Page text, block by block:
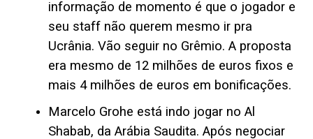
informação de momento é que o jogador e
seu staff não querem mesmo ir pra
Ucrânia. Vão seguir no Grêmio. A proposta
era mesmo de 12 milhões de euros fixos e
mais 4 milhões de euros em bonificações.
Marcelo Grohe está indo jogar no Al
Shabab, da Arábia Saudita. Após negociar